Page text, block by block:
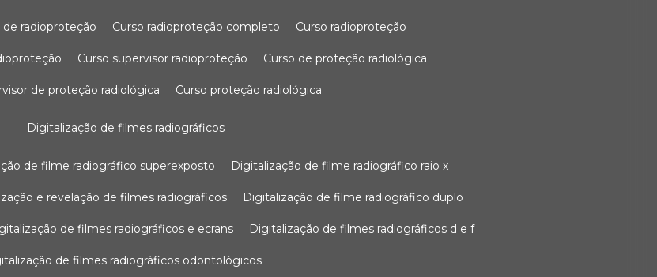
de radioproteção curso radioproteção completo curso radioproteção
curso supervisor radioproteção curso de proteção radiológica
de proteção radiológica curso proteção radiológica
digitalização de filmes radiográficos
de filme radiográfico superexposto digitalização de filme radiográfico raio x
e revelação de filmes radiográficos digitalização de filme radiográfico duplo
de filmes radiográficos e ecrans digitalização de filmes radiográficos d e f
de filmes radiográficos odontológicos